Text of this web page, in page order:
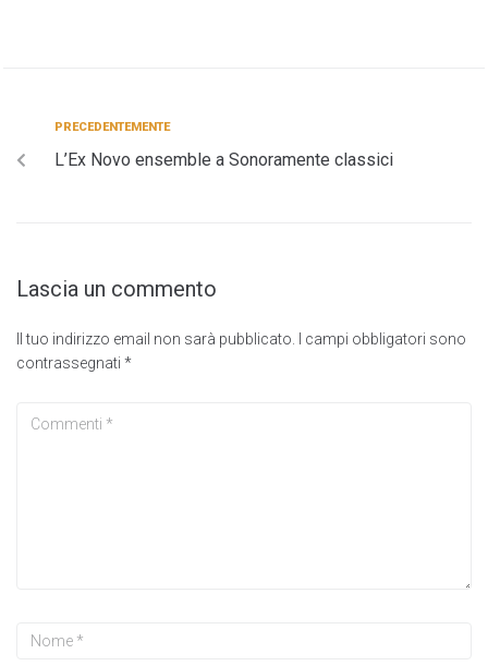
PRECEDENTEMENTE
L’Ex Novo ensemble a Sonoramente classici
Lascia un commento
Il tuo indirizzo email non sarà pubblicato.
I campi obbligatori sono
contrassegnati *